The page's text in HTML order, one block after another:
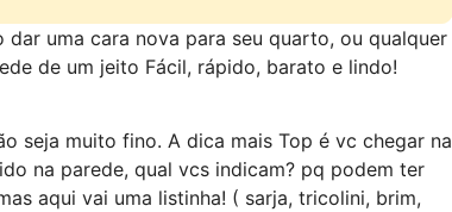
dar uma cara nova para seu quarto, ou qualquer
de um jeito Fácil, rápido, barato e lindo!
seja muito fino. A dica mais Top é vc chegar na
na parede, qual vcs indicam? pq podem ter
aqui vai uma listinha! ( sarja, tricolini, brim,